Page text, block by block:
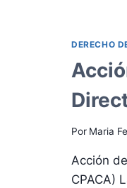
DERECHO
Por Maria
Acción
CPACA)